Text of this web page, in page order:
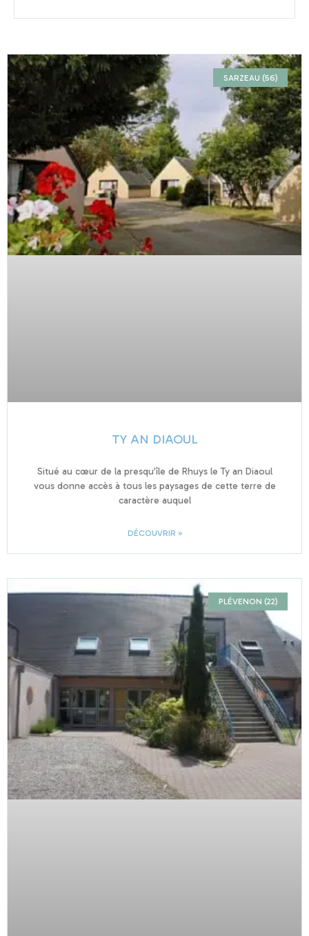
SARZEAU (56)
TY AN DIAOUL
Situé au cœur de la presqu’île de Rhuys le Ty an Diaoul
vous donne accès à tous les paysages de cette terre de
caractère auquel
DÉCOUVRIR »
PLÉVENON (22)